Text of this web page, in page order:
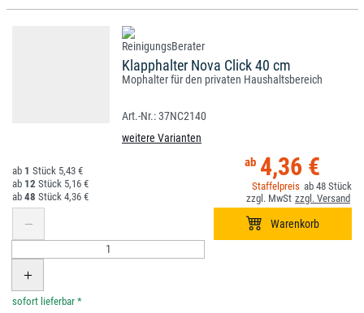
Klapphalter Nova Click 40 cm
Mophalter für den privaten Haushaltsbereich
37NC2140
weitere Varianten
4,36 €
48
1
5,43 €
12
5,16 €
48
4,36 €
*